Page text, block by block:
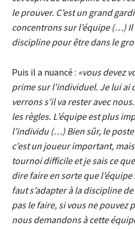
le prouver. C’est un grand
concentrons sur l’équipe (…)
discipline pour être dans le
Puis il a nuancé : «vous devez
prime sur l’individuel. Je lui ai
verrons s’il va rester avec
les règles. L’équipe est plus
l’individu (…) Bien sûr, le
c’est un joueur important,
tournoi difficile et je sais ce
dire faire en sorte que
faut s’adapter à la discipline
pas le faire, si vous ne pouvez
nous demandons à cette